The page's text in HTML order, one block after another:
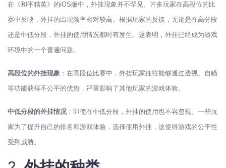
在《和平精英》的iOS版中，外挂现象并不罕见。许多玩家在高段位的比
赛中反映，外挂的出现频率相对较高。根据玩家的反馈，无论是在高分段
还是中低分段，外挂的使用情况都时有发生。这表明，外挂已经成为游戏
环境中的一个普遍问题。
高段位的外挂现象 ：在高段位比赛中，外挂玩家往往能够通过透视、自瞄
等功能获得不公平的优势，严重影响了其他玩家的游戏体验。
中低分段的外挂情况：即使在中低分段，外挂的使用也不容忽视。一些玩
家为了提升自己的排名和游戏体验，选择使用外挂，这使得游戏的公平性
受到威胁。